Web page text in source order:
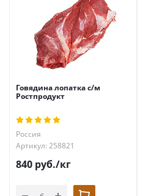
Говядина лопатка с/м
Ростпродукт
Россия
Артикул: 258821
840 руб./кг